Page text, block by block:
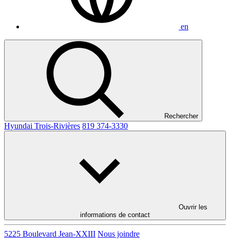
en
Rechercher
Hyundai Trois-Rivières 819 374-3330
Ouvrir les
informations de contact
5225 Boulevard Jean-XXIII Nous joindre